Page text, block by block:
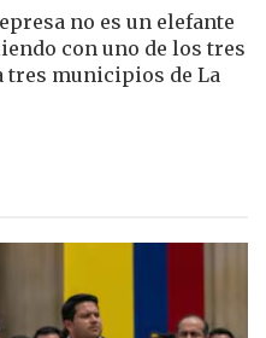
no es un elefante
con uno de los tres
tres municipios de La